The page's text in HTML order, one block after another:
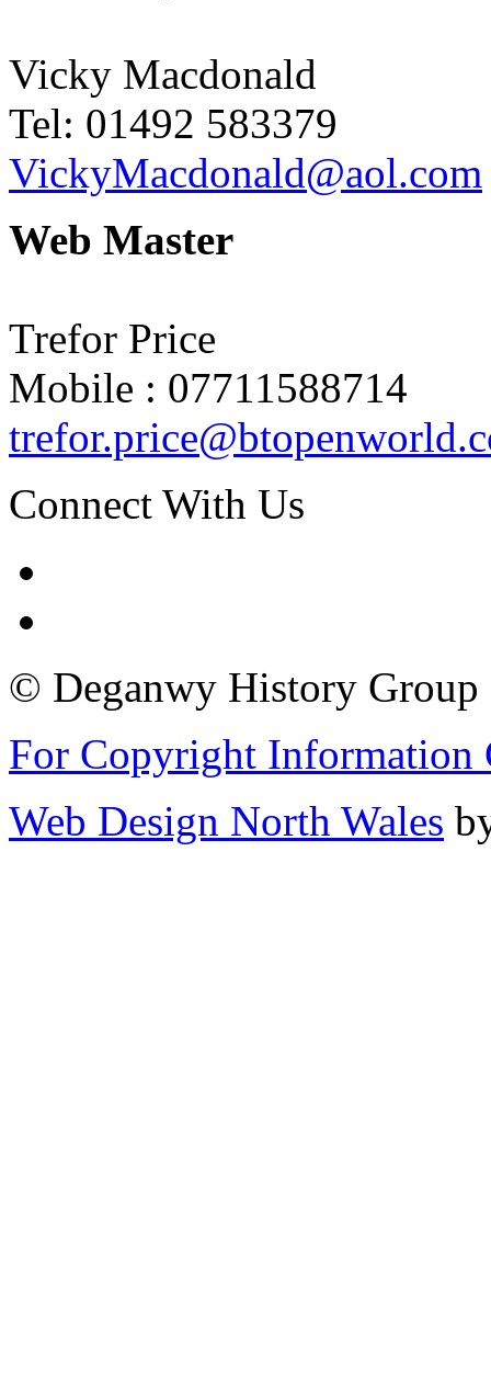
Vicky Macdonald
Tel: 01492 583379
VickyMacdonald@aol.com
Web Master
Trefor Price
Mobile : 07711588714
Connect With Us
© Deganwy History Group
For Copyright Information
Web Design North Wales